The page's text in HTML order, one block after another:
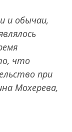
и обычаи,
что
при
Мохерева,